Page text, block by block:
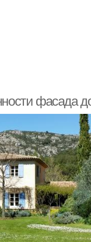
фасада